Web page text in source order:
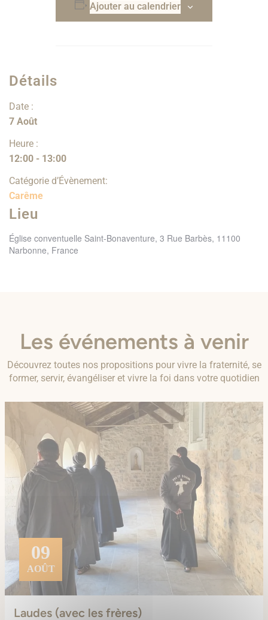
Ajouter au calendrier
Détails
Date :
7 Août
Heure :
12:00 - 13:00
Catégorie d’Évènement:
Carême
Lieu
Église conventuelle Saint-Bonaventure, 3 Rue Barbès, 11100
Narbonne, France
Les événements à venir
Découvrez toutes nos propositions pour vivre la fraternité, se
former, servir, évangéliser et vivre la foi dans votre quotidien
09
AOÛT
Laudes (avec les frères)